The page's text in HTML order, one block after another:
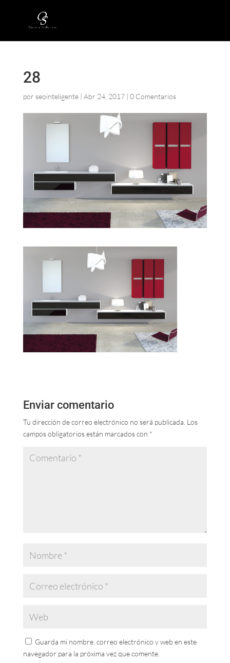
28
por seointeligente| Abr 24, 2017| 0 Comentarios
Enviar comentario
Tu dirección de correo electrónico no será publicada. Los
campos obligatorios están marcados con *
Guarda mi nombre, correo electrónico y web en este
navegador para la próxima vez que comente.